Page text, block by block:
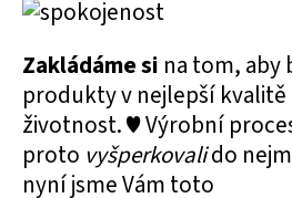
Zakládáme si na tom, aby
produkty v nejlepší
životnost. ♥ Výrobní
proto vyšperkovalido
nyní jsme Vám toto